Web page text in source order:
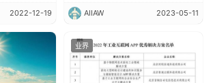
2022-12-19 AIIAW 2023-05-11
业界